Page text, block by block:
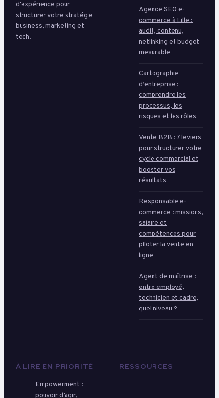
d'expérience pour
structurer votre stratégie
business, marketing et
tech.
Agence SEO e-
commerce à Lille :
audit, contenu,
netlinking et budget
mesurable
Cartographie
d’entreprise :
comprendre les
processus, les
risques et les rôles
Vente B2B : 7 leviers
pour structurer votre
cycle commercial et
booster vos
résultats
Responsable e-
commerce : missions,
salaire et
compétences pour
piloter la vente en
ligne
Agent de maîtrise :
entre employé,
technicien et cadre,
quel niveau ?
À LIRE EN PRIORITÉ
Empowerment :
pouvoir d’agir,
RESSOURCES